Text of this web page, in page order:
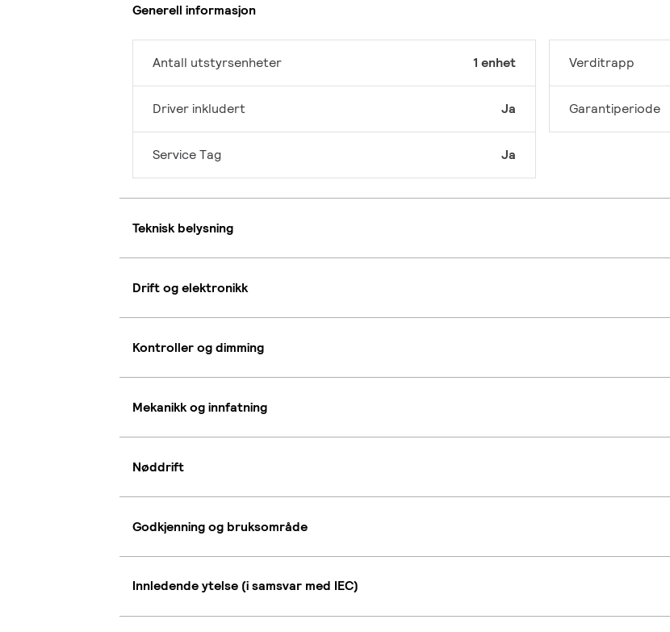
Generell informasjon
Antall utstyrsenheter 1 enhet
Driver inkludert Ja
Service Tag Ja
Verditrapp
Garantiperiode
Teknisk belysning
Drift og elektronikk
Kontroller og dimming
Mekanikk og innfatning
Nøddrift
Godkjenning og bruksområde
Innledende ytelse (i samsvar med IEC)